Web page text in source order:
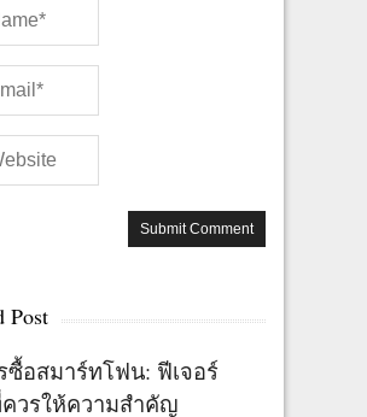
Post
ซื้อสมาร์ทโฟน: ฟีเจอร์
วรให้ความสำคัญ